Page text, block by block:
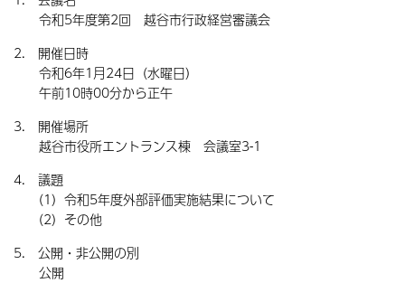
令和5年度第2回 越谷市行政経営審議会
2. 開催日時
令和6年1月24日（水曜日）
午前10時00分から正午
3. 開催場所
越谷市役所エントランス棟 会議室3-1
4. 議題
（1）令和5年度外部評価実施結果について
（2）その他
5. 公開・非公開の別
公開